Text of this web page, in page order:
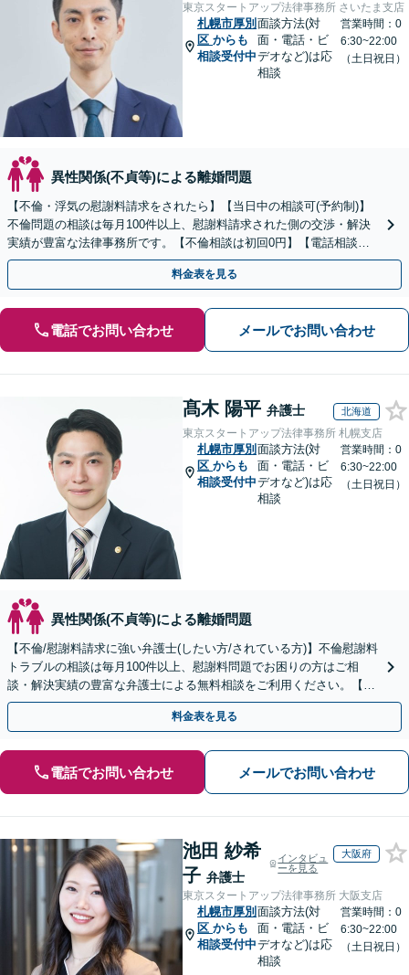
東京スタートアップ法律事務所 さいたま支店
札幌市厚別
区 からも
相談受付中
面談方法(対
面・電話・ビ
デオなど)は応
相談
営業時間：0
6:30~22:00
（土日祝日）
異性関係(不貞等)による離婚問題
【不倫・浮気の慰謝料請求をされたら】【当日中の相談可(予約制)】
不倫問題の相談は毎月100件以上、慰謝料請求された側の交渉・解決
実績が豊富な法律事務所です。【不倫相談は初回0円】【電話相談で
ご契約まで対応可/来所不要】
料金表を見る
電話でお問い合わせ メールでお問い合わせ
髙木 陽平 弁護士 北海道
東京スタートアップ法律事務所 札幌支店
札幌市厚別
区 からも
相談受付中
面談方法(対
面・電話・ビ
デオなど)は応
相談
営業時間：0
6:30~22:00
（土日祝日）
異性関係(不貞等)による離婚問題
【不倫/慰謝料請求に強い弁護士(したい方/されている方)】不倫慰謝料
トラブルの相談は毎月100件以上、慰謝料問題でお困りの方はご相
談・解決実績の豊富な弁護士による無料相談をご利用ください。【不
倫相談は初回0円】【北海道・東北エリア対応】
料金表を見る
電話でお問い合わせ メールでお問い合わせ
池田 紗希
子 弁護士
インタビュ
ーを見る
大阪府
東京スタートアップ法律事務所 大阪支店
札幌市厚別
区 からも
相談受付中
面談方法(対
面・電話・ビ
デオなど)は応
相談
営業時間：0
6:30~22:00
（土日祝日）